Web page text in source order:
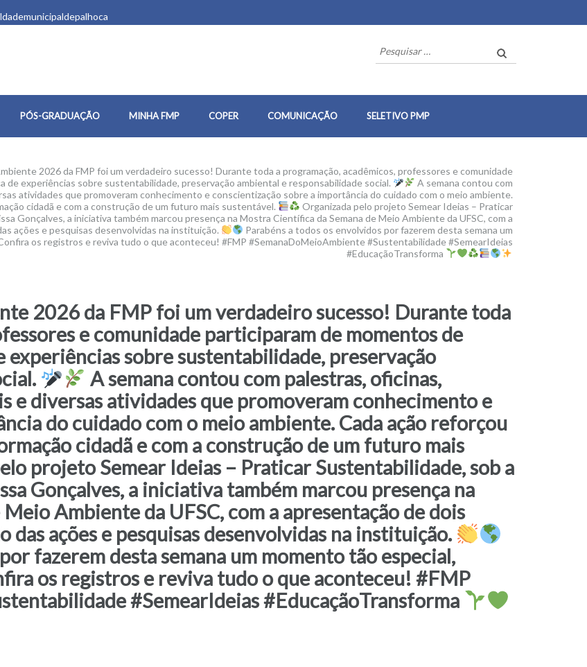
Pesquisar
por:
PÓS-GRADUAÇÃO MINHA FMP COPER COMUNICAÇÃO SELETIVO PMP
2026 da FMP foi um verdadeiro sucesso! Durante toda a programação, acadêmicos, professores e comunidade
experiências sobre sustentabilidade, preservação ambiental e responsabilidade social.
A semana contou com
atividades que promoveram conhecimento e conscientização sobre a importância do cuidado com o meio ambiente.
cidadã e com a construção de um futuro mais sustentável.
Organizada pelo projeto Semear Ideias – Praticar
Gonçalves, a iniciativa também marcou presença na Mostra Científica da Semana de Meio Ambiente da UFSC, com a
ações e pesquisas desenvolvidas na instituição.
Parabéns a todos os envolvidos por fazerem desta semana um
os registros e reviva tudo o que aconteceu! #FMP #SemanaDoMeioAmbiente #Sustentabilidade #SemearIdeias
#EducaçãoTransforma
2026 da FMP foi um verdadeiro sucesso! Durante toda
e comunidade participaram de momentos de
sobre sustentabilidade, preservação
A semana contou com palestras, oficinas,
e diversas atividades que promoveram conhecimento e
do cuidado com o meio ambiente. Cada ação reforçou
cidadã e com a construção de um futuro mais
projeto Semear Ideias – Praticar Sustentabilidade, sob a
Gonçalves, a iniciativa também marcou presença na
Ambiente da UFSC, com a apresentação de dois
das ações e pesquisas desenvolvidas na instituição.
fazerem desta semana um momento tão especial,
os registros e reviva tudo o que aconteceu! #FMP
#SemearIdeias #EducaçãoTransforma